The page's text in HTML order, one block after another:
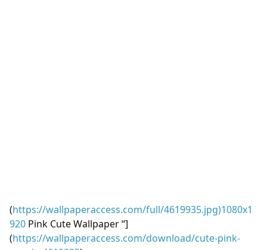
(https://wallpaperaccess.com/full/4619935.jpg)1080x1
920 Pink Cute Wallpaper “]
(https://wallpaperaccess.com/download/cute-pink-